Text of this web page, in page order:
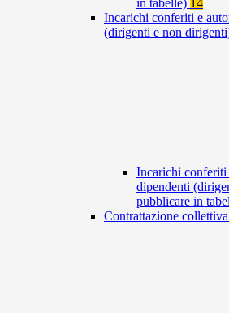
in tabelle) 14
Incarichi conferiti e
(dirigenti e non
Incarichi conferiti
dipendenti
pubblicare in
Contrattazione collettiva